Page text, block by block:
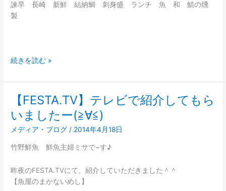
諫早 長崎 新鮮 結納鯛 刺身盛 ランチ 魚 和 鯖の燻
製
続きを読む »
【FESTA.TV】テレビで紹介してもら
いましたー(≧∀≦)
メディア・ブログ / 2014年4月18日
竹野鮮魚 鮮魚主婦ミサで~す♪
昨夜のFESTA.TVにて、紹介していただきました＾＾
【魚屋のまかないめし】
【FESTA.TV】
レ
ビ
紹
し
て